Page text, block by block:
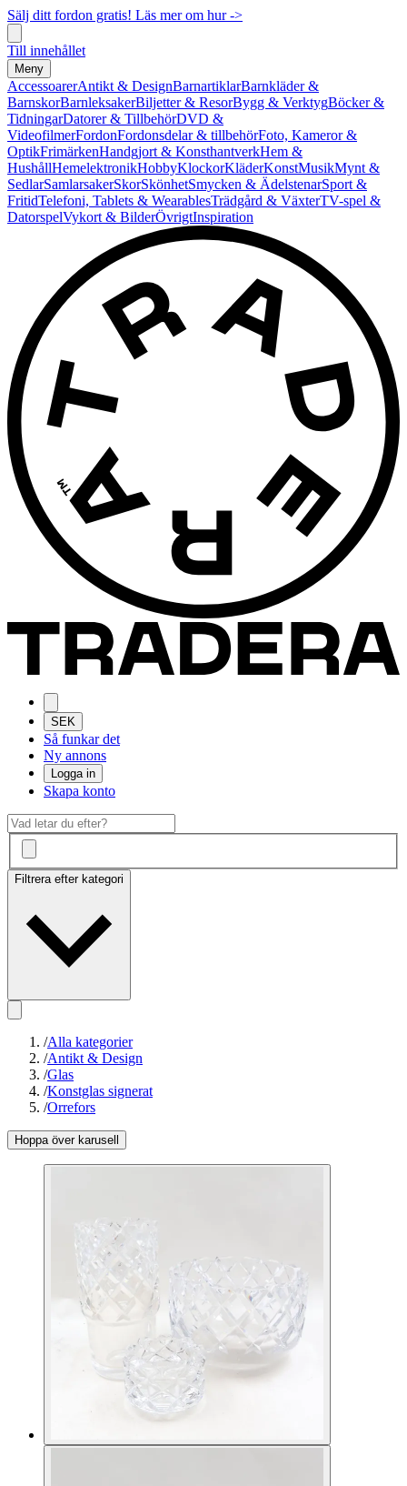
Sälj ditt fordon gratis! Läs mer om hur ->
Till innehållet
Meny
AccessoarerAntikt & DesignBarnartiklarBarnkläder &
BarnskorBarnleksakerBiljetter & ResorBygg & VerktygBöcker &
TidningarDatorer & TillbehörDVD &
VideofilmerFordonFordonsdelar & tillbehörFoto, Kameror &
OptikFrimärkenHandgjort & KonsthantverkHem &
HushållHemelektronikHobbyKlockorKläderKonstMusikMynt &
SedlarSamlarsakerSkorSkönhetSmycken & ÄdelstenarSport &
FritidTelefoni, Tablets & WearablesTrädgård & VäxterTV-spel &
DatorspelVykort & BilderÖvrigtInspiration
SEK
Så funkar det
Ny annons
Logga in
Skapa konto
Filtrera efter kategori
/Alla kategorier
/Antikt & Design
/Glas
/Konstglas signerat
/Orrefors
Hoppa över karusell